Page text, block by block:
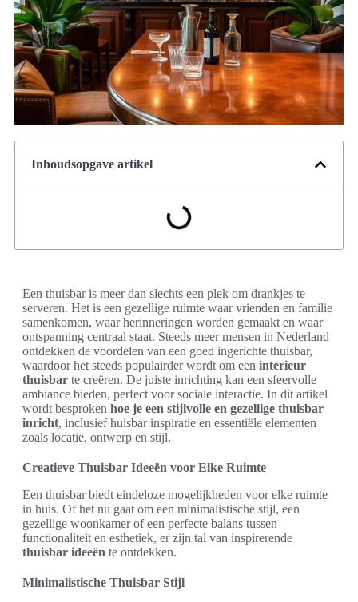
Inhoudsopgave artikel
Een thuisbar is meer dan slechts een plek om drankjes te
serveren. Het is een gezellige ruimte waar vrienden en familie
samenkomen, waar herinneringen worden gemaakt en waar
ontspanning centraal staat. Steeds meer mensen in Nederland
ontdekken de voordelen van een goed ingerichte thuisbar,
waardoor het steeds populairder wordt om een interieur
thuisbar te creëren. De juiste inrichting kan een sfeervolle
ambiance bieden, perfect voor sociale interactie. In dit artikel
wordt besproken hoe je een stijlvolle en gezellige thuisbar
inricht, inclusief huisbar inspiratie en essentiële elementen
zoals locatie, ontwerp en stijl.
Creatieve Thuisbar Ideeën voor Elke Ruimte
Een thuisbar biedt eindeloze mogelijkheden voor elke ruimte
in huis. Of het nu gaat om een minimalistische stijl, een
gezellige woonkamer of een perfecte balans tussen
functionaliteit en esthetiek, er zijn tal van inspirerende
thuisbar ideeën te ontdekken.
Minimalistische Thuisbar Stijl